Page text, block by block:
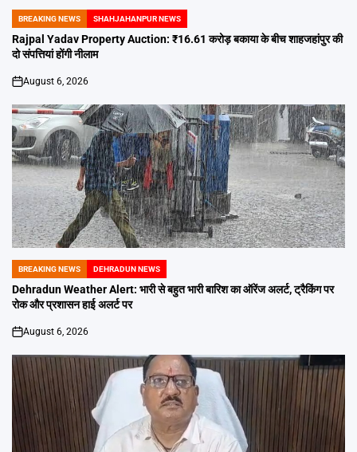
POSTED
IN
BREAKING NEWS SHAHJAHANPUR NEWS
Rajpal Yadav Property Auction: ₹16.61 करोड़ बकाया के बीच शाहजहांपुर की
दो संपत्तियां होंगी नीलाम
on
August 6, 2026
POSTED
IN
BREAKING NEWS DEHRADUN NEWS
Dehradun Weather Alert: भारी से बहुत भारी बारिश का ऑरेंज अलर्ट, ट्रैकिंग पर
रोक और प्रशासन हाई अलर्ट पर
on
August 6, 2026